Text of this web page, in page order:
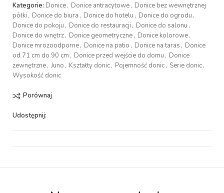
Kategorie: Donice, Donice antracytowe, Donice bez wewnętrznej
półki , Donice do biura , Donice do hotelu , Donice do ogrodu ,
Donice do pokoju , Donice do restauracji , Donice do salonu ,
Donice do wnętrz, Donice geometryczne, Donice kolorowe,
Donice mrozoodporne, Donice na patio , Donice na taras , Donice
od 71 cm do 90 cm , Donice przed wejście do domu , Donice
zewnętrzne, Juno , Kształty donic, Pojemność donic, Serie donic,
Wysokość donic
Porównaj
Udostępnij: